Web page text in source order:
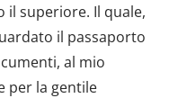
il superiore. Il quale,
il passaporto
al mio
per la gentile